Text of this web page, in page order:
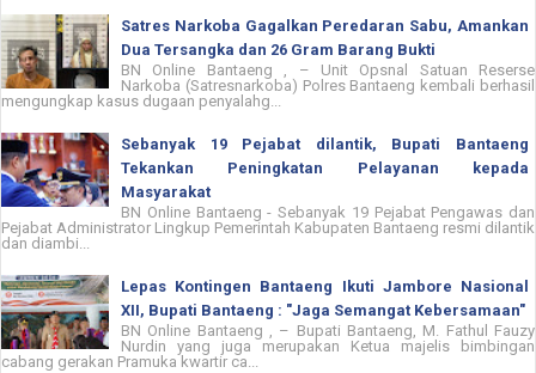
Satres Narkoba Gagalkan Peredaran Sabu, Amankan
Dua Tersangka dan 26 Gram Barang Bukti
BN Online Bantaeng , – Unit Opsnal Satuan Reserse
Narkoba (Satresnarkoba) Polres Bantaeng kembali berhasil
mengungkap kasus dugaan penyalahg...
Sebanyak 19 Pejabat dilantik, Bupati Bantaeng
Tekankan Peningkatan Pelayanan kepada
Masyarakat
BN Online Bantaeng - Sebanyak 19 Pejabat Pengawas dan
Pejabat Administrator Lingkup Pemerintah Kabupaten Bantaeng resmi dilantik
dan diambi...
Lepas Kontingen Bantaeng Ikuti Jambore Nasional
XII, Bupati Bantaeng : "Jaga Semangat Kebersamaan"
BN Online Bantaeng , – Bupati Bantaeng, M. Fathul Fauzy
Nurdin yang juga merupakan Ketua majelis bimbingan
cabang gerakan Pramuka kwartir ca...